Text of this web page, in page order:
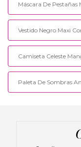
Máscara De Pestañas
Vestido Negro Maxi
Camiseta Celeste
Paleta De Sombras